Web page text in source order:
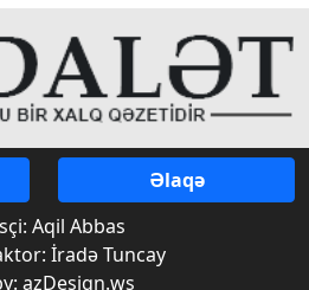
Əlaqə
Aqil Abbas
İradə Tuncay
azDesign.ws